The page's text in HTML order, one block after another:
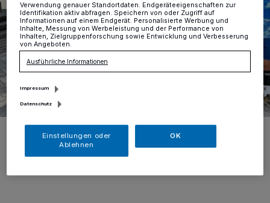
Der erste Lauf war mit 14 Teilnehmerinnen und Teilnehmern ein
voller Erfolg.
Verwendung genauer Standortdaten. Endgeräteeigenschaften zur
Identifikation aktiv abfragen. Speichern von oder Zugriff auf
Informationen auf einem Endgerät. Personalisierte Werbung und
Inhalte, Messung von Werbeleistung und der Performance von
Inhalten, Zielgruppenforschung sowie Entwicklung und Verbesserung
von Angeboten.
Ausführliche Informationen
Impressum
Datenschutz
Einstellungen oder
Ablehnen
OK